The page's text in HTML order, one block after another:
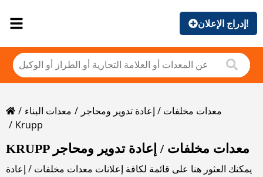
إدراج الإعلان!
معدات البناء
معدات مخلفات / إعادة تدوير ومحاجر
Krupp
KRUPP معدات مخلفات / إعادة تدوير ومحاجر
يمكنك العثور هنا على قائمة لكافة إعلانات معدات مخلفات / إعادة